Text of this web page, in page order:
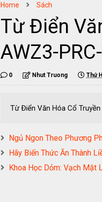
Home Sách
Từ Điển
AWZ3-
0 Nhut Truong Thứ
Từ Điển Văn Hóa Cổ
Ngủ Ngon Theo Phương
Hãy Biến Thức Ăn Thành
Khoa Học Dỏm: Vạch Mặt